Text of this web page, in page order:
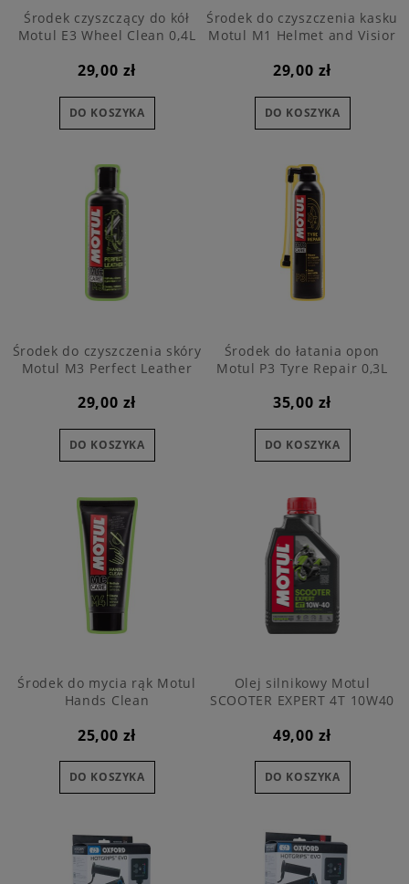
Środek czyszczący do kół
Motul E3 Wheel Clean 0,4L
29,00 zł
DO KOSZYKA
Środek do czyszczenia kasku
Motul M1 Helmet and Visior
29,00 zł
DO KOSZYKA
Środek do czyszczenia skóry
Motul M3 Perfect Leather
29,00 zł
DO KOSZYKA
Środek do łatania opon
Motul P3 Tyre Repair 0,3L
35,00 zł
DO KOSZYKA
Środek do mycia rąk Motul
Hands Clean
25,00 zł
DO KOSZYKA
Olej silnikowy Motul
SCOOTER EXPERT 4T 10W40
49,00 zł
DO KOSZYKA